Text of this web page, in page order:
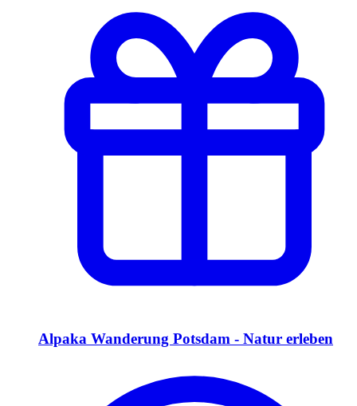
Alpaka Wanderung Potsdam - Natur erleben